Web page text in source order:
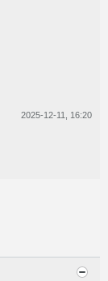
2025-12-11, 16:20